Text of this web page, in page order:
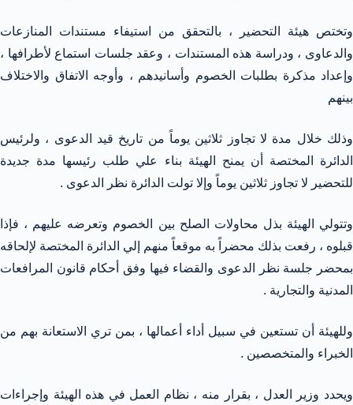
وتختص هيئة التحضير ، بالتحقق من استيفاء مستندات المنازعات
والدعاوى ، ودراسة هذه المستندات ، وعقد جلسات استماع لأطرافها ،
وإعداد مذكرة بطلبات الخصوم وأسانيدهم ، وأوجه الاتفاق والاختلاف
بينهم
وذلك خلال مدة لا تجاوز ثلاثين يوماً من تاريخ قيد الدعوى ، ولرئيس
الدائرة المختصة أن يمنح الهيئة بناء علي طلب رئيسها مدة جديدة
للتحضير لا تجاوز ثلاثين يوماً وإلا تولت الدائرة نظر الدعوى .
وتتولي الهيئة بذل محاولات الصلح بين الخصوم وتعرضه عليهم ، فإذا
قبلوه ، رفعت بذلك محضراً به موقعاً منهم إلي الدائرة المختصة لإلحاقه
بمحضر جلسة نظر الدعوى والقضاء فيها وفق أحكام قانون المرافعات
المدنية والتجارية .
وللهيئة أن تستعين في سبيل أداء أعمالها ، بمن تري الاستعانة بهم من
الخبراء والمتخصصين .
ويحدد وزير العدل ، بقرار منه ، نظام العمل في هذه الهيئة وإجراءات